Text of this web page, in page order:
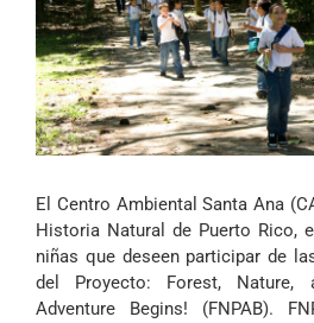
El Centro Ambiental Santa Ana
Historia Natural de Puerto Rico,
niñas que deseen participar de
del Proyecto: Forest,
Adventure Begins! (FNPAB).